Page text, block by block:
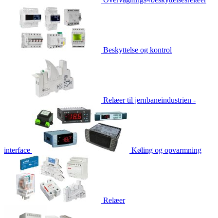
Beskyttelse og kontrol
Relæer til jernbaneindustrien -
interface Køling og opvarmning
Relæer